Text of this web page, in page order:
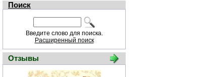
Поиск
Введите слово для поиска.
Расширенный поиск
Отзывы